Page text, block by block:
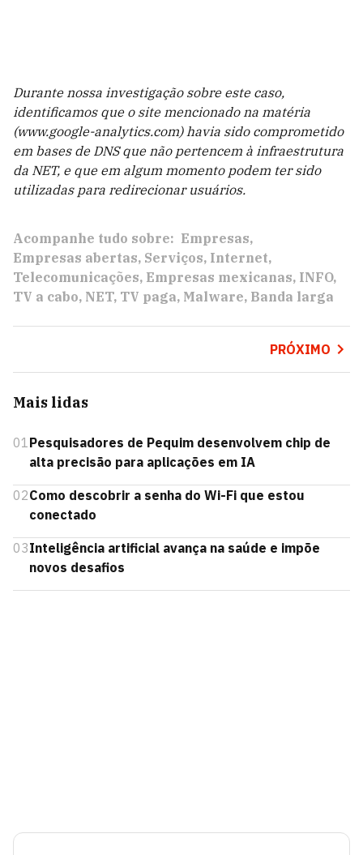
Durante nossa investigação sobre este caso,
identificamos que o site mencionado na matéria
(www.google-analytics.com) havia sido comprometido
em bases de DNS que não pertencem à infraestrutura
da NET, e que em algum momento podem ter sido
utilizadas para redirecionar usuários.
Acompanhe tudo sobre: Empresas
Empresas abertas Serviços Internet
Telecomunicações Empresas mexicanas INFO
TV a cabo NET TV paga Malware Banda larga
PRÓXIMO
Mais lidas
01Pesquisadores de Pequim desenvolvem chip de
alta precisão para aplicações em IA
02Como descobrir a senha do Wi-Fi que estou
conectado
03Inteligência artificial avança na saúde e impõe
novos desafios